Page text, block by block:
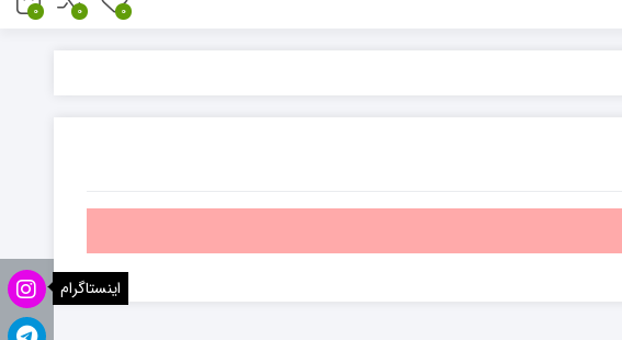
0
0
0
اینستاگرام